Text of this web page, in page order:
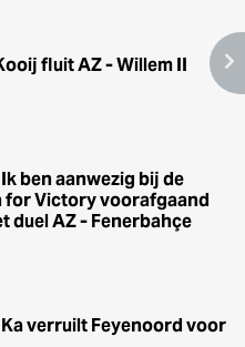
fluit AZ - Willem II
Ik ben aanwezig bij de
for Victory voorafgaand
duel AZ - Fenerbahçe
verruilt Feyenoord voor